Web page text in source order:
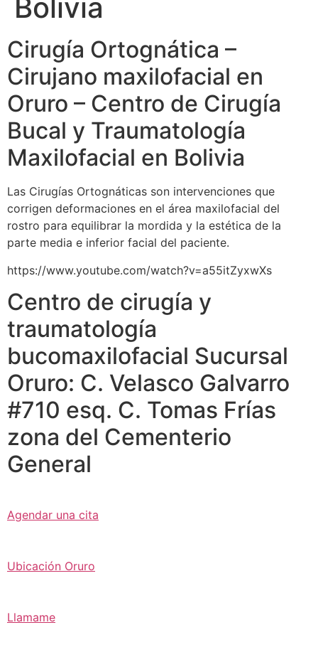
Bolivia
Cirugía Ortognática –
Cirujano maxilofacial en
Oruro – Centro de Cirugía
Bucal y Traumatología
Maxilofacial en Bolivia
Las Cirugías Ortognáticas son intervenciones que
corrigen deformaciones en el área maxilofacial del
rostro para equilibrar la mordida y la estética de la
parte media e inferior facial del paciente.
https://www.youtube.com/watch?v=a55itZyxwXs
Centro de cirugía y
traumatología
bucomaxilofacial Sucursal
Oruro: C. Velasco Galvarro
#710 esq. C. Tomas Frías
zona del Cementerio
General
Agendar una cita
Ubicación Oruro
Llamame